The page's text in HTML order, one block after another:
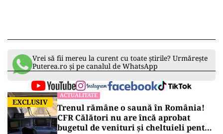
Vrei să fii mereu la curent cu toate știrile? Urmărește
Puterea.ro și pe canalul de WhatsApp
EXCLUSIV
ACTUALITATE
Trenul rămâne o saună în România!
CFR Călători nu are încă aprobat
bugetul de venituri și cheltuieli pentru